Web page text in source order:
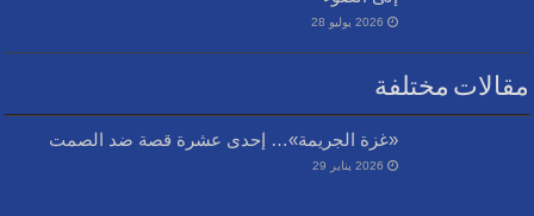
2026 يوليو 28
مقالات مختلفة
«غزة الجريمة»… إحدى عشرة قصة ضد الصمت
2026 يناير 29